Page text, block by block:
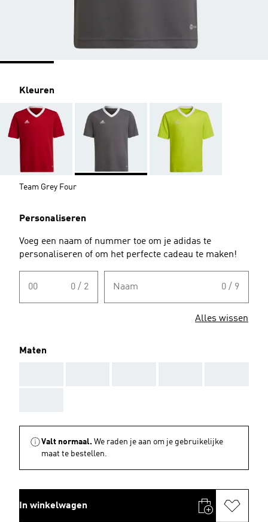
Kleuren
Team Grey Four
Personaliseren
Voeg een naam of nummer toe om je adidas te
personaliseren of om het perfecte cadeau te maken!
00 0 / 2 Naam 0 / 9
Alles wissen
Maten
Valt normaal. We raden je aan om je gebruikelijke
maat te bestellen.
In winkelwagen